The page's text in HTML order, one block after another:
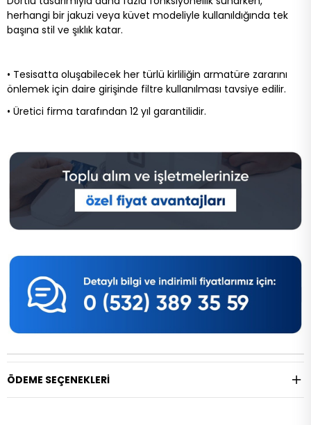
herhangi bir jakuzi veya küvet modeliyle kullanıldığında tek
başına stil ve şıklık katar.
• Tesisatta oluşabilecek her türlü kirliliğin armatüre zararını
önlemek için daire girişinde filtre kullanılması tavsiye edilir.
• Üretici firma tarafından 12 yıl garantilidir.
ÖDEME SEÇENEKLERI